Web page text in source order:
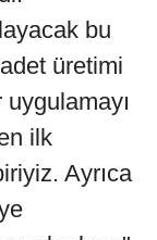
bu
üretimi
ilk
Ayrıca